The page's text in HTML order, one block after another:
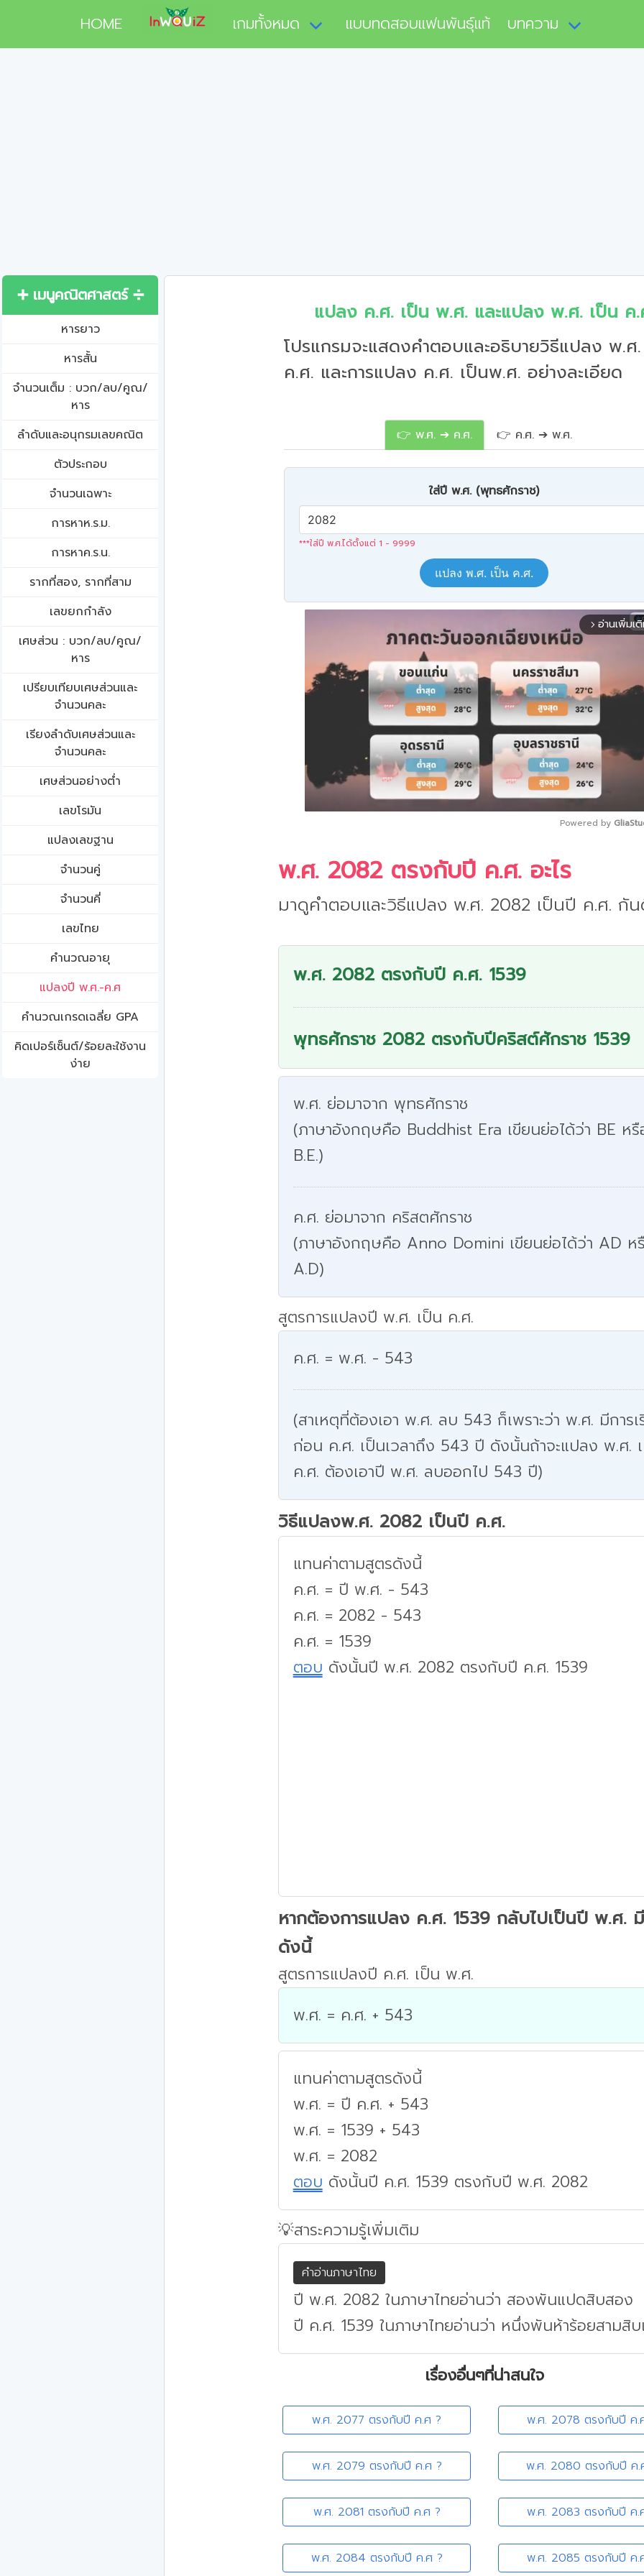
HOME เกมทั้งหมด แบบทดสอบแฟนพันธุ์แท้ บทความ
➕ เมนูคณิตศาสตร์ ➗
หารยาว
หารสั้น
จำนวนเต็ม : บวก/ลบ/คูณ/
หาร
ลำดับและอนุกรมเลขคณิต
ตัวประกอบ
จำนวนเฉพาะ
การหาห.ร.ม.
การหาค.ร.น.
รากที่สอง, รากที่สาม
เลขยกกำลัง
เศษส่วน : บวก/ลบ/คูณ/
หาร
เปรียบเทียบเศษส่วนและ
จำนวนคละ
เรียงลำดับเศษส่วนและ
จำนวนคละ
เศษส่วนอย่างต่ำ
เลขโรมัน
แปลงเลขฐาน
จำนวนคู่
จำนวนคี่
เลขไทย
คำนวณอายุ
แปลงปี พ.ศ.-ค.ศ
คํานวณเกรดเฉลี่ย GPA
คิดเปอร์เซ็นต์/ร้อยละใช้งาน
ง่าย
แปลง ค.ศ. เป็น พ.ศ. และแปลง พ.ศ. เป็น ค.
โปรแกรมจะแสดงคำตอบและอธิบายวิธีแปลง พ.ศ
ค.ศ. และการแปลง ค.ศ. เป็นพ.ศ. อย่างละเอียด
👉 พ.ศ. ➔ ค.ศ. 👉 ค.ศ. ➔ พ.ศ.
ใส่ปี พ.ศ. (พุทธศักราช)
***ใส่ปี พ.ศ.ได้ตั้งแต่ 1 - 9999
แปลง พ.ศ. เป็น ค.ศ.
arrow_forward_ios อ่านเพิ่มเ
Powered by
พ.ศ. 2082 ตรงกับปี ค.ศ. อะไร
มาดูคำตอบและวิธีแปลง พ.ศ. 2082 เป็นปี ค.ศ. กั
พ.ศ. 2082 ตรงกับปี ค.ศ. 1539
พุทธศักราช 2082 ตรงกับปีคริสต์ศักราช 1539
พ.ศ. ย่อมาจาก พุทธศักราช
(ภาษาอังกฤษคือ Buddhist Era เขียนย่อได้ว่า BE ห
B.E.)
ค.ศ. ย่อมาจาก คริสตศักราช
(ภาษาอังกฤษคือ Anno Domini เขียนย่อได้ว่า AD ห
A.D)
สูตรการแปลงปี พ.ศ. เป็น ค.ศ.
ค.ศ. = พ.ศ. - 543
(สาเหตุที่ต้องเอา พ.ศ. ลบ 543 ก็เพราะว่า พ.ศ. มีการเ
ก่อน ค.ศ. เป็นเวลาถึง 543 ปี ดังนั้นถ้าจะแปลง พ.ศ.
ค.ศ. ต้องเอาปี พ.ศ. ลบออกไป 543 ปี)
วิธีแปลงพ.ศ. 2082 เป็นปี ค.ศ.
แทนค่าตามสูตรดังนี้
ค.ศ. = ปี พ.ศ. - 543
ค.ศ. = 2082 - 543
ค.ศ. = 1539
ตอบ ดังนั้นปี พ.ศ. 2082 ตรงกับปี ค.ศ. 1539
หากต้องการแปลง ค.ศ. 1539 กลับไปเป็นปี พ.ศ.
ดังนี้
สูตรการแปลงปี ค.ศ. เป็น พ.ศ.
พ.ศ. = ค.ศ. + 543
แทนค่าตามสูตรดังนี้
พ.ศ. = ปี ค.ศ. + 543
พ.ศ. = 1539 + 543
พ.ศ. = 2082
ตอบ ดังนั้นปี ค.ศ. 1539 ตรงกับปี พ.ศ. 2082
💡สาระความรู้เพิ่มเติม
คำอ่านภาษาไทย
ปี พ.ศ. 2082 ในภาษาไทยอ่านว่า สองพันแปดสิบสอง
ปี ค.ศ. 1539 ในภาษาไทยอ่านว่า หนึ่งพันห้าร้อยสามสิบ
เรื่องอื่นๆที่น่าสนใจ
พ.ศ. 2077 ตรงกับปี ค.ศ ? พ.ศ. 2078 ตรงกับปี ค.
พ.ศ. 2079 ตรงกับปี ค.ศ ? พ.ศ. 2080 ตรงกับปี ค.
พ.ศ. 2081 ตรงกับปี ค.ศ ? พ.ศ. 2083 ตรงกับปี ค.
พ.ศ. 2084 ตรงกับปี ค.ศ ? พ.ศ. 2085 ตรงกับปี ค.